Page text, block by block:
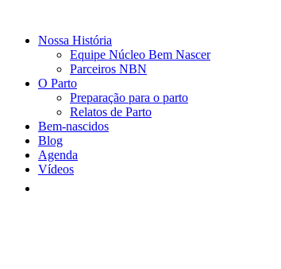
Nossa História
Equipe Núcleo Bem Nascer
Parceiros NBN
O Parto
Preparação para o parto
Relatos de Parto
Bem-nascidos
Blog
Agenda
Vídeos